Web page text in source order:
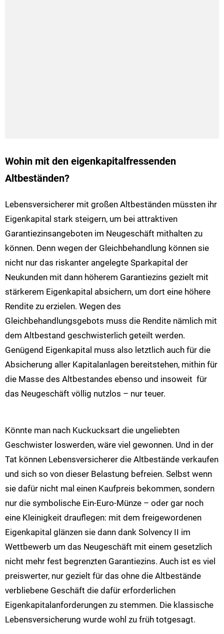
Wohin mit den eigenkapitalfressenden
Altbeständen?
Lebensversicherer mit großen Altbeständen müssten ihr
Eigenkapital stark steigern, um bei attraktiven
Garantiezinsangeboten im Neugeschäft mithalten zu
können. Denn wegen der Gleichbehandlung können sie
nicht nur das riskanter angelegte Sparkapital der
Neukunden mit dann höherem Garantiezins gezielt mit
stärkerem Eigenkapital absichern, um dort eine höhere
Rendite zu erzielen. Wegen des
Gleichbehandlungsgebots muss die Rendite nämlich mit
dem Altbestand geschwisterlich geteilt werden.
Genügend Eigenkapital muss also letztlich auch für die
Absicherung aller Kapitalanlagen bereitstehen, mithin für
die Masse des Altbestandes ebenso und insoweit für
das Neugeschäft völlig nutzlos – nur teuer.
Könnte man nach Kuckucksart die ungeliebten
Geschwister loswerden, wäre viel gewonnen. Und in der
Tat können Lebensversicherer die Altbestände verkaufen
und sich so von dieser Belastung befreien. Selbst wenn
sie dafür nicht mal einen Kaufpreis bekommen, sondern
nur die symbolische Ein-Euro-Münze – oder gar noch
eine Kleinigkeit drauflegen: mit dem freigewordenen
Eigenkapital glänzen sie dann dank Solvency II im
Wettbewerb um das Neugeschäft mit einem gesetzlich
nicht mehr fest begrenzten Garantiezins. Auch ist es viel
preiswerter, nur gezielt für das ohne die Altbestände
verbliebene Geschäft die dafür erforderlichen
Eigenkapitalanforderungen zu stemmen. Die klassische
Lebensversicherung wurde wohl zu früh totgesagt.